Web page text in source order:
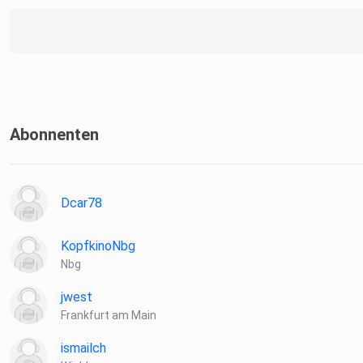
Abonnenten
Dcar78
KopfkinoNbg
Nbg
jwest
Frankfurt am Main
ismailch